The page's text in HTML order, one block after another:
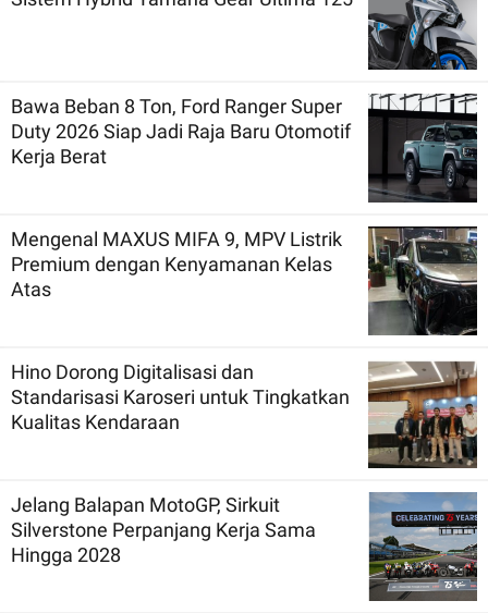
Bawa Beban 8 Ton, Ford Ranger Super
Duty 2026 Siap Jadi Raja Baru Otomotif
Kerja Berat
Mengenal MAXUS MIFA 9, MPV Listrik
Premium dengan Kenyamanan Kelas
Atas
Hino Dorong Digitalisasi dan
Standarisasi Karoseri untuk Tingkatkan
Kualitas Kendaraan
Jelang Balapan MotoGP, Sirkuit
Silverstone Perpanjang Kerja Sama
Hingga 2028